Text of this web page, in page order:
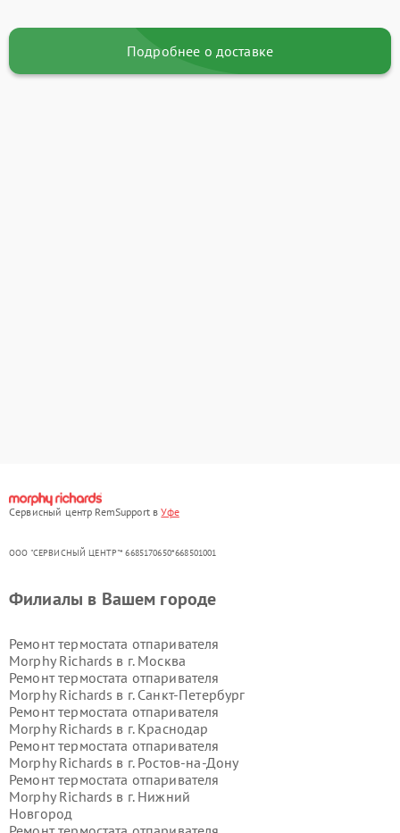
Подробнее о доставке
Сервисный центр RemSupport вУфе
ООО "СЕРВИСНЫЙ ЦЕНТР"* 6685170650*668501001
Филиалы в Вашем городе
Ремонт термостата отпаривателя
Morphy Richards в г. Москва
Ремонт термостата отпаривателя
Morphy Richards в г. Санкт-Петербург
Ремонт термостата отпаривателя
Morphy Richards в г. Краснодар
Ремонт термостата отпаривателя
Morphy Richards в г. Ростов-на-Дону
Ремонт термостата отпаривателя
Morphy Richards в г. Нижний
Новгород